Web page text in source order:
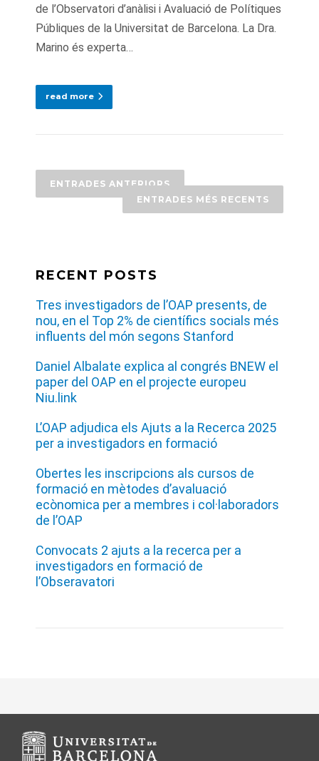
de l’Observatori d’anàlisi i Avaluació de Polítiques
Públiques de la Universitat de Barcelona. La Dra.
Marino és experta…
read more
NAVEGACIÓ
D'ENTRADES
ENTRADES ANTERIORS
ENTRADES MÉS RECENTS
RECENT POSTS
Tres investigadors de l’OAP presents, de
nou, en el Top 2% de científics socials més
influents del món segons Stanford
Daniel Albalate explica al congrés BNEW el
paper del OAP en el projecte europeu
Niu.link
L’OAP adjudica els Ajuts a la Recerca 2025
per a investigadors en formació
Obertes les inscripcions als cursos de
formació en mètodes d’avaluació
ecònomica per a membres i col·laboradors
de l’OAP
Convocats 2 ajuts a la recerca per a
investigadors en formació de
l’Obseravatori